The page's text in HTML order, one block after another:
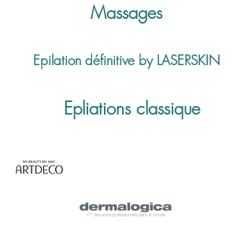
Massages
Epilation définitive by LASERSKIN
Epliations classique